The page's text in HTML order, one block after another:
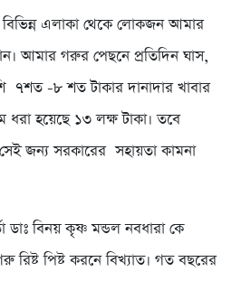
এলাকা থেকে লোকজন আমার
আমার গরুর পেছনে প্রতিদিন ঘাস,
৭শত -৮ শত টাকার দানাদার খাবার
ধরা হয়েছে ১৩ লক্ষ টাকা। তবে
জন্য সরকারের সহায়তা কামনা
ডাঃ বিনয় কৃষ্ণ মন্ডল নবধারা কে
পিষ্ট করনে বিখ্যাত। গত বছরের